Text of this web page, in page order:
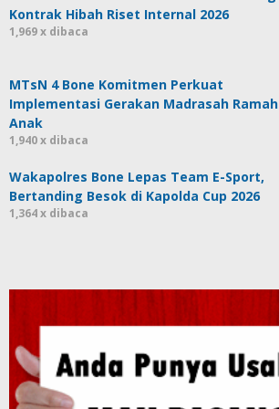
Kontrak Hibah Riset Internal 2026
1,969 x dibaca
MTsN 4 Bone Komitmen Perkuat
Implementasi Gerakan Madrasah Ramah
Anak
1,940 x dibaca
Wakapolres Bone Lepas Team E-Sport,
Bertanding Besok di Kapolda Cup 2026
1,364 x dibaca